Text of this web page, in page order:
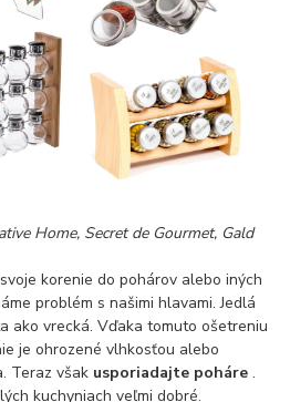
Home, Secret de Gourmet, Gald
korenie do pohárov alebo iných
problém s našimi hlavami. Jedlá
ako vrecká. Vďaka tomuto ošetreniu
je ohrozené vlhkosťou alebo
Teraz však usporiadajte poháre.
kuchyniach veľmi dobré.